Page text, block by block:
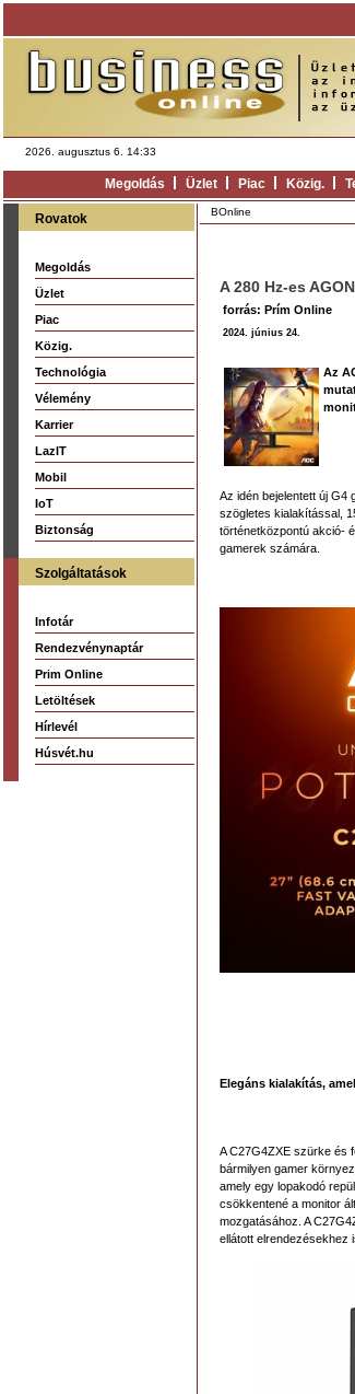
2026. augusztus 6. 14:33
Megoldás Üzlet Piac Közig.
Rovatok
Megoldás
Üzlet
Piac
Közig.
Technológia
Vélemény
Karrier
LazIT
Mobil
IoT
Biztonság
Szolgáltatások
Infotár
Rendezvénynaptár
Prim Online
Letöltések
Hírlevél
Húsvét.hu
BOnline
A 280 Hz-es
forrás: Prím Online
2024. június 24.
Az
Az idén bejelentett új G4
szögletes kialakítással,
történetközpontú akció-
gamerek számára.
Elegáns kialakítás,
A C27G4ZXE szürke és
bármilyen gamer
amely egy lopakodó
csökkentené a monitor
mozgatásához. A
ellátott elrendezésekhez